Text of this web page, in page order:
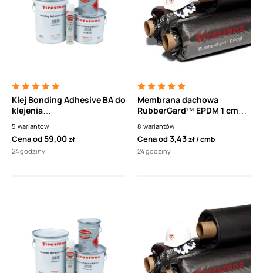
Klej Bonding Adhesive BA do
klejenia
całopowierzchniowego
membrany do podłoża
betonowego
5 wariantów
Cena od 59,00zł
24 godziny
Membrana dachowa
RubberGard™ EPDM 1 cmb
Elevate (dawniej Firestone)
8 wariantów
Cena od3,43zł cmb
24 godziny